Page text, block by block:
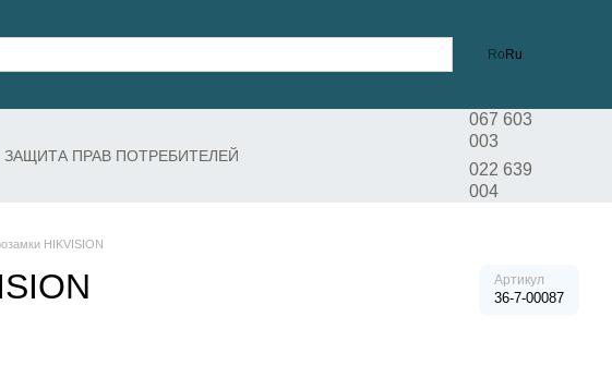
Ro Ru
ЗАЩИТА ПРАВ ПОТРЕБИТЕЛЕЙ
067 603
003
022 639
004
HIKVISION
Артикул
36-7-00087